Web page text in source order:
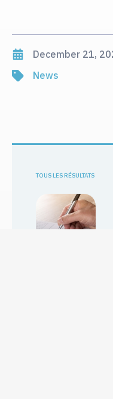
December 21,
News
TOUS LES RÉSULTATS